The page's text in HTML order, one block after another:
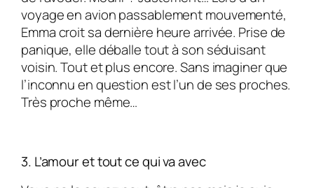
voyage en avion passablement mouvementé,
Emma croit sa dernière heure arrivée. Prise de
panique, elle déballe tout à son séduisant
voisin. Tout et plus encore. Sans imaginer que
l’inconnu en question est l’un de ses proches.
Très proche même…
3. L’amour et tout ce qui va avec